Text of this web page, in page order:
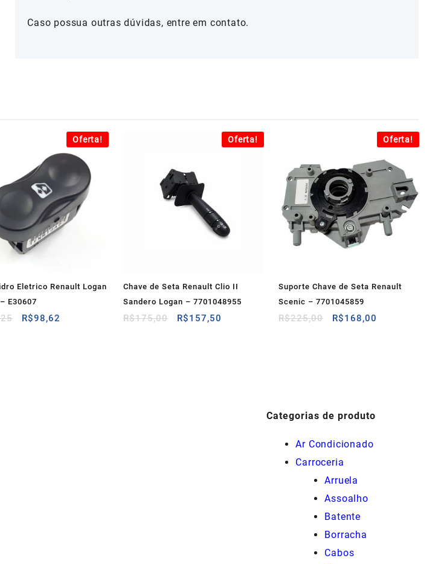
Caso possua outras dúvidas, entre em contato.
Oferta!
Eletrico Renault Logan
E30607
O
R$98,62
Oferta!
Chave de Seta Renault Clio II
Sandero Logan – 7701048955
R$175,00
O
R$157,50
Oferta!
Suporte Chave de Seta Renault
Scenic – 7701045859
R$225,00
O
R$168,00
Categorias de produto
Ar Condicionado
Carroceria
Arruela
Assoalho
Batente
Borracha
Cabos